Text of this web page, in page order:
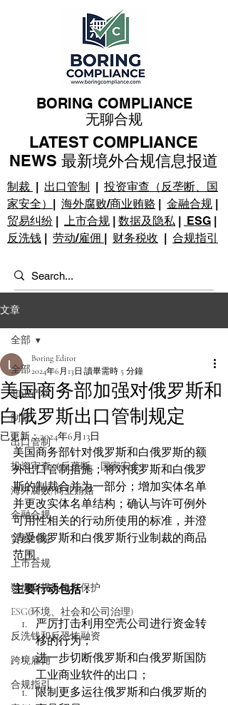
制裁 | 出口管制 | 投资审查（反垄断、国
家安全） | 海外腐败/商业贿赂 | 金融合规 |
贸易纠纷 | 上市合规 | 数据及隐私 | ESG |
反洗钱 | 劳动/雇佣 | 财务税收 | 合规指引
BORING COMPLIANCE
无聊合规
LATEST COMPLIANCE
NEWS 最新境外合规信息报道
文章
全部
知识产权
制裁
出口管制
投资审查（反垄断、国家安全）
海外腐败/商业贿赂
金融合规
贸易纠纷
上市合规
数据合规及隐私保护
ESG(环境、社会和公司治理)
反洗钱和反恐怖融资
跨境雇佣
合规指引
全部
美国商务部加强对俄罗斯和
白俄罗斯出口管制规定
Boring Editor
2024年6月13日 讀畢需時 5 分鐘
已更新：2024年6月13日
美国商务部针对俄罗斯和白俄罗斯的额
外出口管制措施；将对俄罗斯和白俄罗
斯的制裁合并为一部分；增加实体名单
并更改实体名单结构；确认与许可例外
可用性相关的行动所使用的标准，并澄
清受俄罗斯和白俄罗斯行业制裁的商品
范围。
主要行动包括：
严厉打击利用空壳公司进行资金转
移的行为；
进一步切断俄罗斯和白俄罗斯国防
工业商业软件的出口；
限制更多运往俄罗斯和白俄罗斯的